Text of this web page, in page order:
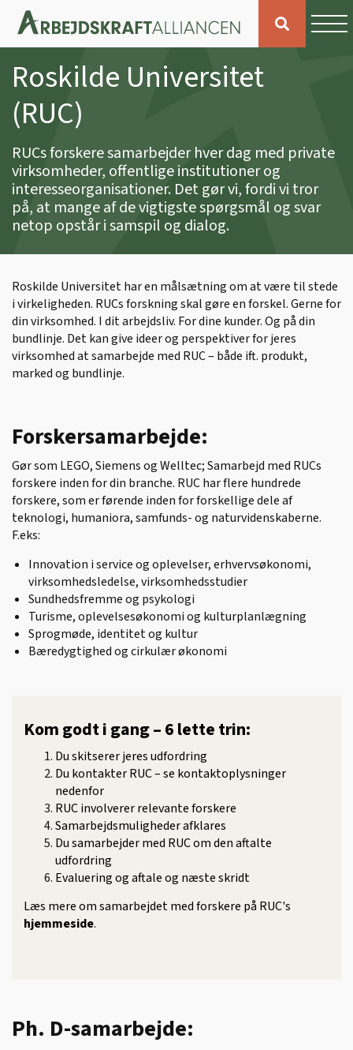
Roskilde Universitet
(RUC)
RUCs forskere samarbejder hver dag med private
virksomheder, offentlige institutioner og
interesseorganisationer. Det gør vi, fordi vi tror
på, at mange af de vigtigste spørgsmål og svar
netop opstår i samspil og dialog.
Roskilde Universitet har en målsætning om at være til stede
i virkeligheden. RUCs forskning skal gøre en forskel. Gerne for
din virksomhed. I dit arbejdsliv. For dine kunder. Og på din
bundlinje. Det kan give ideer og perspektiver for jeres
virksomhed at samarbejde med RUC – både ift. produkt,
marked og bundlinje.
Forskersamarbejde:
Gør som LEGO, Siemens og Welltec; Samarbejd med RUCs
forskere inden for din branche. RUC har flere hundrede
forskere, som er førende inden for forskellige dele af
teknologi, humaniora, samfunds- og naturvidenskaberne.
F.eks:
Innovation i service og oplevelser, erhvervsøkonomi,
virksomhedsledelse, virksomhedsstudier
Sundhedsfremme og psykologi
Turisme, oplevelsesøkonomi og kulturplanlægning
Sprogmøde, identitet og kultur
Bæredygtighed og cirkulær økonomi
Kom godt i gang – 6 lette trin:
Du skitserer jeres udfordring
Du kontakter RUC – se kontaktoplysninger
nedenfor
RUC involverer relevante forskere
Samarbejdsmuligheder afklares
Du samarbejder med RUC om den aftalte
udfordring
Evaluering og aftale og næste skridt
Læs mere om samarbejdet med forskere på RUC's
hjemmeside.
Ph. D-samarbejde: